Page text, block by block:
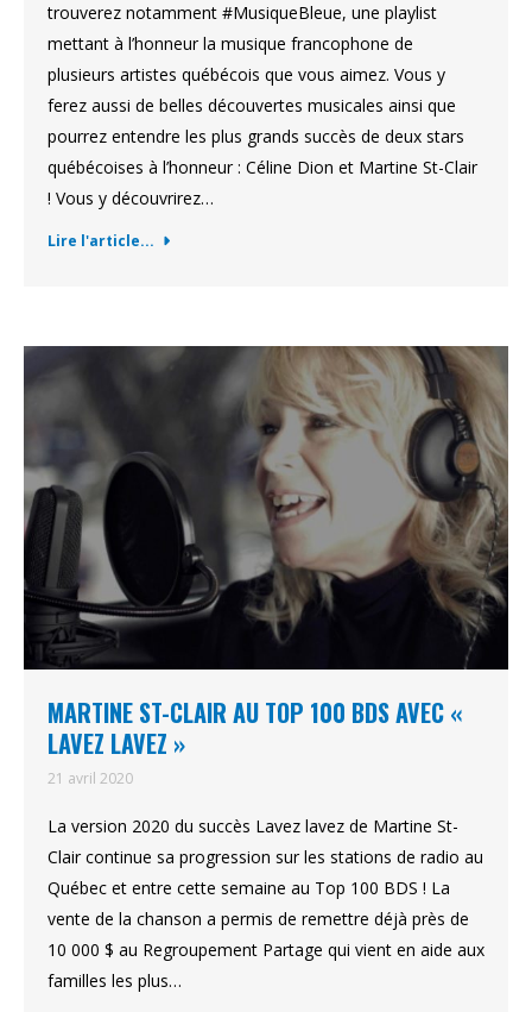
trouverez notamment #MusiqueBleue, une playlist
mettant à l’honneur la musique francophone de
plusieurs artistes québécois que vous aimez. Vous y
ferez aussi de belles découvertes musicales ainsi que
pourrez entendre les plus grands succès de deux stars
québécoises à l’honneur : Céline Dion et Martine St-Clair
! Vous y découvrirez…
Lire l'article...
MARTINE ST-CLAIR AU TOP 100 BDS AVEC «
LAVEZ LAVEZ »
21 avril 2020
La version 2020 du succès Lavez lavez de Martine St-
Clair continue sa progression sur les stations de radio au
Québec et entre cette semaine au Top 100 BDS ! La
vente de la chanson a permis de remettre déjà près de
10 000 $ au Regroupement Partage qui vient en aide aux
familles les plus…